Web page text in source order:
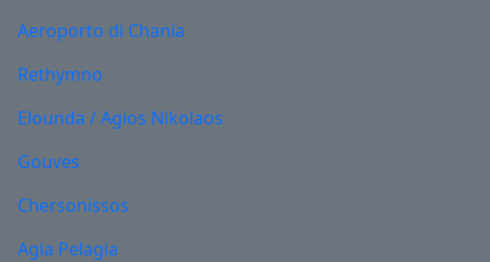
Aeroporto di Chania
Rethymno
Elounda / Agios Nikolaos
Gouves
Chersonissos
Agia Pelagia